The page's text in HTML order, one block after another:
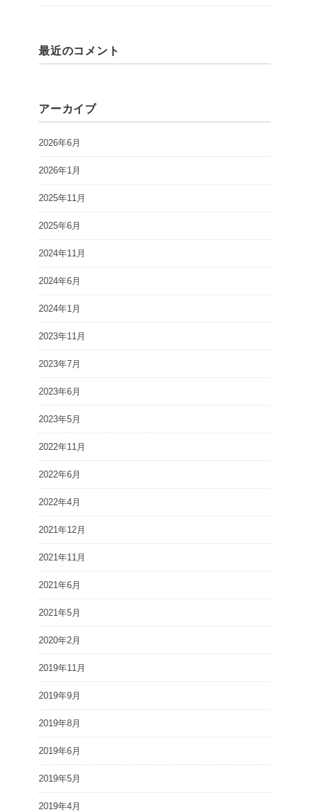
最近のコメント
アーカイブ
2026年6月
2026年1月
2025年11月
2025年6月
2024年11月
2024年6月
2024年1月
2023年11月
2023年7月
2023年6月
2023年5月
2022年11月
2022年6月
2022年4月
2021年12月
2021年11月
2021年6月
2021年5月
2020年2月
2019年11月
2019年9月
2019年8月
2019年6月
2019年5月
2019年4月